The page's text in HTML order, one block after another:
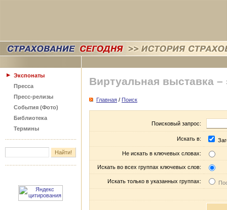
Экспонаты
Пресса
Пресс-релизы
События (Фото)
Библиотека
Термины
Виртуальная выставка –
Главная / Поиск
Поисковый запрос:
Искать в:
Не искать в ключевых словах:
Искать во всех группах ключевых слов:
Искать только в указанных группах: